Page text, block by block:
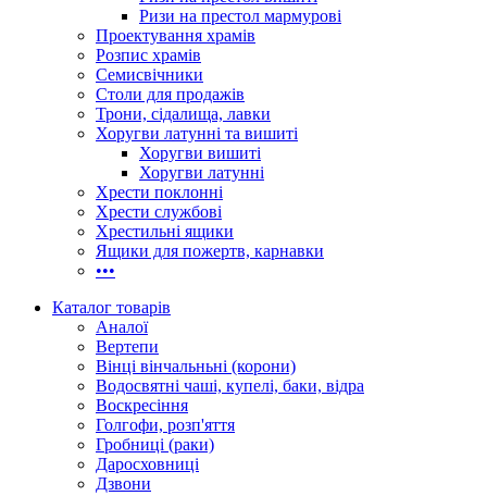
Ризи на престол мармурові
Проектування храмів
Розпис храмів
Семисвічники
Столи для продажів
Трони, сідалища, лавки
Хоругви латунні та вишиті
Хоругви вишиті
Хоругви латунні
Хрести поклонні
Хрести службові
Хрестильні ящики
Ящики для пожертв, карнавки
•••
Каталог товарів
Аналої
Вертепи
Вінці вінчальньні (корони)
Водосвятні чаші, купелі, баки, відра
Воскресіння
Голгофи, розп'яття
Гробниці (раки)
Даросховниці
Дзвони